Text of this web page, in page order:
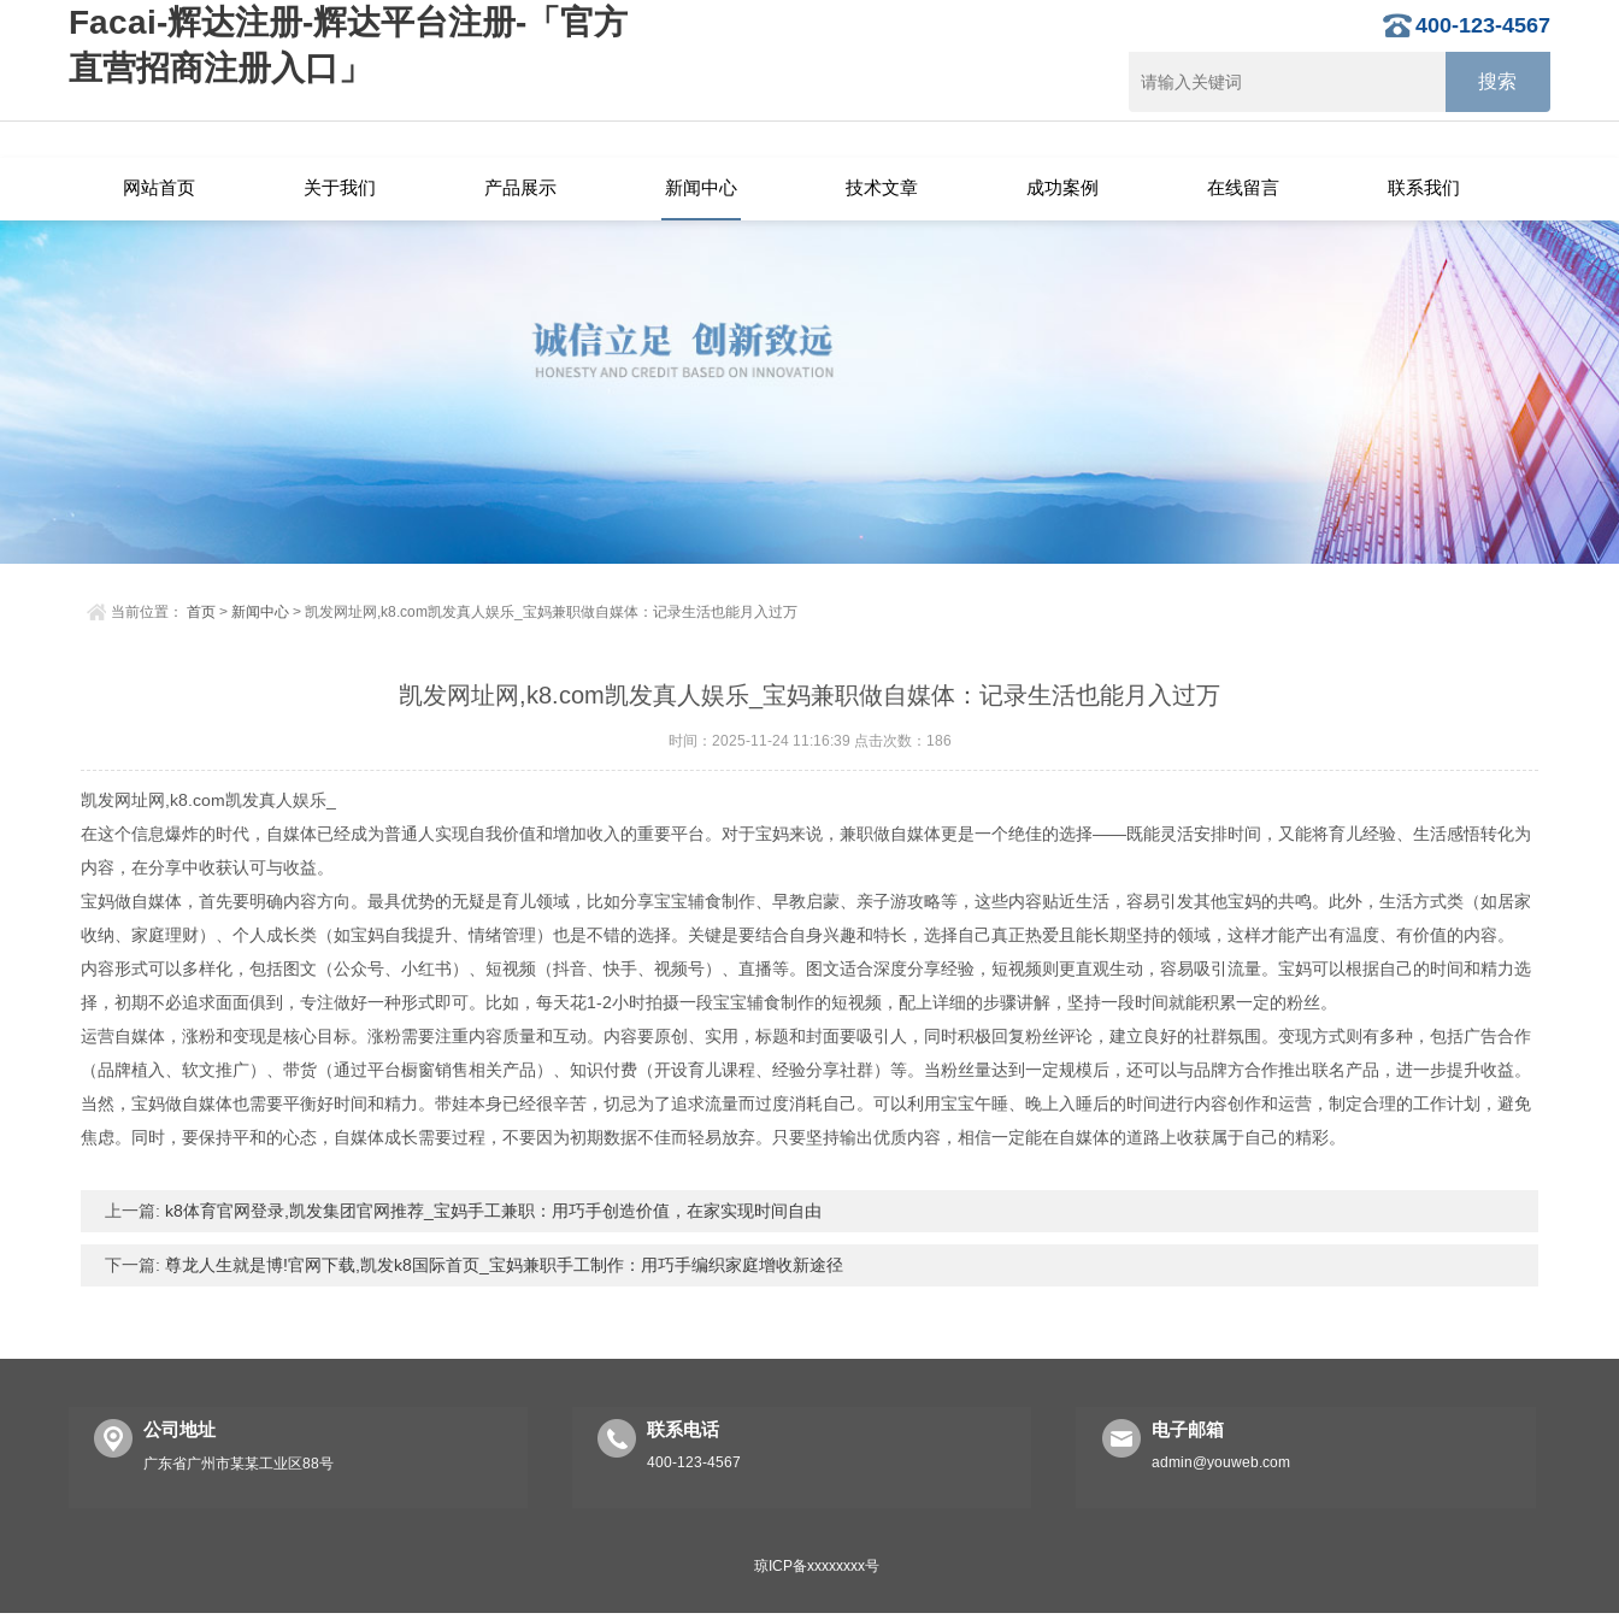
Facai-辉达注册-辉达平台注册-「官方
直营招商注册入口」
400-123-4567
网站首页 关于我们 产品展示 新闻中心 技术文章 成功案例 在线留言 联系我们
当前位置：首页 > 新闻中心 > 凯发网址网,k8.com凯发真人娱乐_宝妈兼职做自媒体：记录生活也能月入过万
凯发网址网,k8.com凯发真人娱乐_宝妈兼职做自媒体：记录生活也能月入过万
时间：2025-11-24 11:16:39 点击次数： 186
凯发网址网,k8.com凯发真人娱乐_
在这个信息爆炸的时代，自媒体已经成为普通人实现自我价值和增加收入的重要平台。对于宝妈来说，兼职做自媒体更是一个绝佳的选择——既能灵活安排时间，又能将育儿经验、生活感悟转化为
内容，在分享中收获认可与收益。
宝妈做自媒体，首先要明确内容方向。最具优势的无疑是育儿领域，比如分享宝宝辅食制作、早教启蒙、亲子游攻略等，这些内容贴近生活，容易引发其他宝妈的共鸣。此外，生活方式类（如居家
收纳、家庭理财）、个人成长类（如宝妈自我提升、情绪管理）也是不错的选择。关键是要结合自身兴趣和特长，选择自己真正热爱且能长期坚持的领域，这样才能产出有温度、有价值的内容。
内容形式可以多样化，包括图文（公众号、小红书）、短视频（抖音、快手、视频号）、直播等。图文适合深度分享经验，短视频则更直观生动，容易吸引流量。宝妈可以根据自己的时间和精力选
择，初期不必追求面面俱到，专注做好一种形式即可。比如，每天花1-2小时拍摄一段宝宝辅食制作的短视频，配上详细的步骤讲解，坚持一段时间就能积累一定的粉丝。
运营自媒体，涨粉和变现是核心目标。涨粉需要注重内容质量和互动。内容要原创、实用，标题和封面要吸引人，同时积极回复粉丝评论，建立良好的社群氛围。变现方式则有多种，包括广告合作
（品牌植入、软文推广）、带货（通过平台橱窗销售相关产品）、知识付费（开设育儿课程、经验分享社群）等。当粉丝量达到一定规模后，还可以与品牌方合作推出联名产品，进一步提升收益。
当然，宝妈做自媒体也需要平衡好时间和精力。带娃本身已经很辛苦，切忌为了追求流量而过度消耗自己。可以利用宝宝午睡、晚上入睡后的时间进行内容创作和运营，制定合理的工作计划，避免
焦虑。同时，要保持平和的心态，自媒体成长需要过程，不要因为初期数据不佳而轻易放弃。只要坚持输出优质内容，相信一定能在自媒体的道路上收获属于自己的精彩。
上一篇: k8体育官网登录,凯发集团官网推荐_宝妈手工兼职：用巧手创造价值，在家实现时间自由
下一篇: 尊龙人生就是博!官网下载,凯发k8国际首页_宝妈兼职手工制作：用巧手编织家庭增收新途径
公司地址
广东省广州市某某工业区88号
联系电话
400-123-4567
电子邮箱
admin@youweb.com
琼ICP备xxxxxxxx号